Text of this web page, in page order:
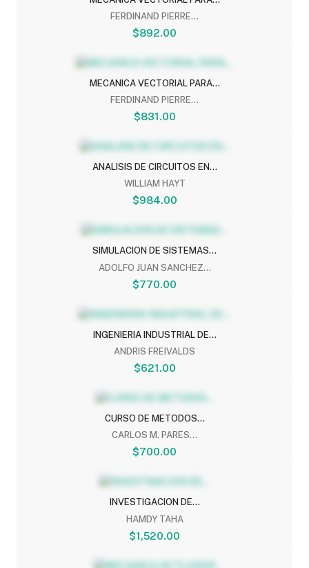
FERDINAND PIERRE...
$892.00
MECANICA VECTORIAL PARA...
FERDINAND PIERRE...
$831.00
ANALISIS DE CIRCUITOS EN...
WILLIAM HAYT
$984.00
SIMULACION DE SISTEMAS...
ADOLFO JUAN SANCHEZ...
$770.00
INGENIERIA INDUSTRIAL DE...
ANDRIS FREIVALDS
$621.00
CURSO DE METODOS...
CARLOS M. PARES...
$700.00
INVESTIGACION DE...
HAMDY TAHA
$1,520.00